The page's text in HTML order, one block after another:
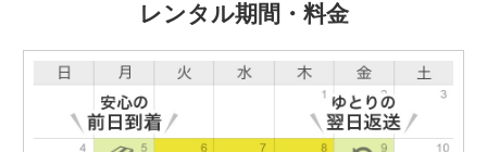
レンタル期間・料金